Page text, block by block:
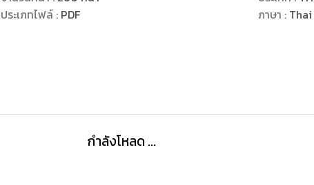
หมื่นอสูร หลอมกลั่นโอสถ ตียุทธ์ภัณฑ์สร้างสิ่งประดิษฐ์ แม้แต่สวร
ประเภทไฟล์: PDF
ภาษา : Thai
กำลังโหลด ...